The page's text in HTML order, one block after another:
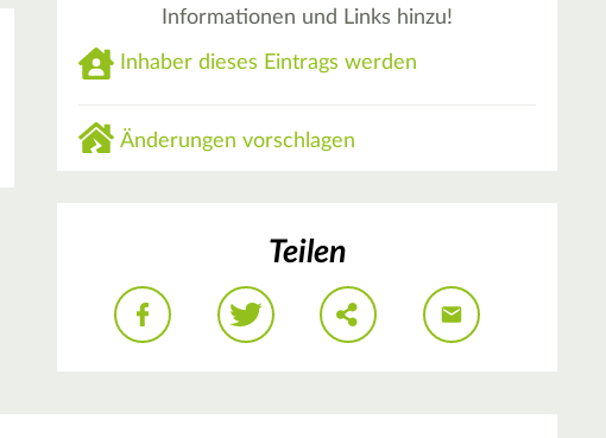
Informationen und Links hinzu!
Inhaber dieses Eintrags werden
Änderungen vorschlagen
Teilen